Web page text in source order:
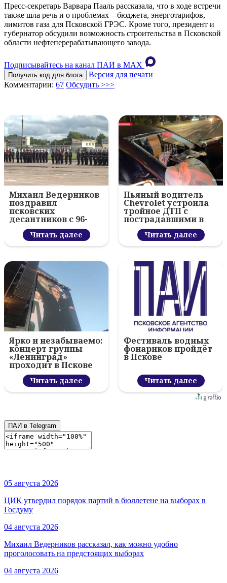
Пресс-секретарь Варвара Пааль рассказала, что в ходе встречи
также шла речь и о проблемах – бюджета, энерготарифов,
лимитов газа для Псковской ГРЭС. Кроме того, президент и
губернатор обсудили возможность строительства в Псковской
области нефтеперерабатывающего завода.
Подписывайтесь на канал ПАИ в MAХ
Получить код для блога
Версия для печати
Комментарии: 67 Обсудить >>>
Михаил Ведерников
поздравил
псковских
десантников с 96-
летием ВДВ и
вручил награды
Читать далее
Пьяный водитель
Chevrolet устроила
тройное ДТП с
пострадавшими в
Пскове
Читать далее
Ярко и незабываемо:
концерт группы
«Ленинград»
проходит в Пскове
Читать далее
Фестиваль водных
фонариков пройдёт
в Пскове
Читать далее
ПАИ в Telegram
05 августа 2026
ЦИК утвердил порядок партий в бюллетене на выборах в
Госдуму
04 августа 2026
Михаил Ведерников рассказал, как можно удобно
проголосовать на предстоящих выборах
04 августа 2026